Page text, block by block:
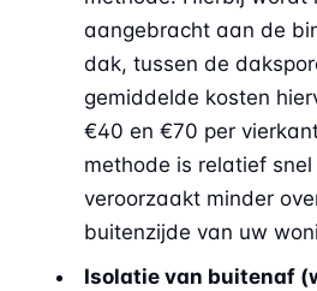
aangebracht aan de
dak, tussen de
gemiddelde kosten
€40 en €70 per
methode is relatief
veroorzaakt minder
buitenzijde van uw
Isolatie van buitenaf